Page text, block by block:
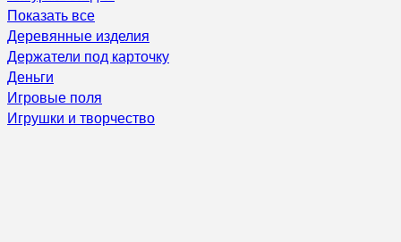
Показать все
Деревянные изделия
Держатели под карточку
Деньги
Игровые поля
Игрушки и творчество